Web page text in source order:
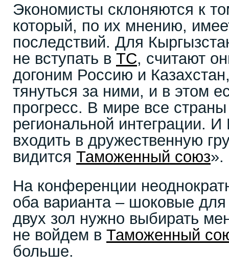
Экономисты склоняются к
который, по их мнению,
последствий. Для
не вступать в ТС, считают
догоним Россию и
тянуться за ними, и в этом
прогресс. В мире все
региональной интеграции.
входить в дружественную
видится Таможенный союз».
На конференции
оба варианта – шоковые
двух зол нужно выбирать
не войдем в Таможенный
больше.